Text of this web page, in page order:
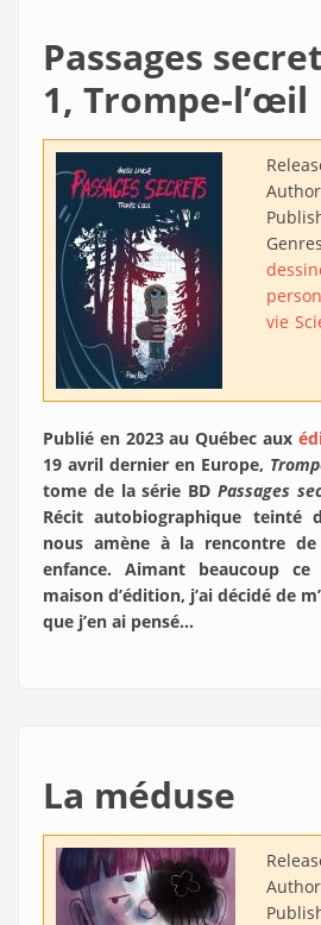
Passages
1, Trompe-l’œil
vie
Publié en 2023 au Québec aux
19 avril dernier en Europe,
tome de la série BD Passages
Récit autobiographique teinté
nous amène à la rencontre
enfance. Aimant beaucoup
maison d’édition, j’ai décidé de
que j’en ai pensé…
La méduse